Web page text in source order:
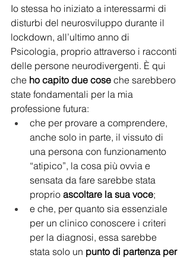
Io stessa ho iniziato a interessarmi di
disturbi del neurosviluppo durante il
lockdown, all’ultimo anno di
Psicologia, proprio attraverso i racconti
delle persone neurodivergenti. È qui
che ho capito due cose che sarebbero
state fondamentali per la mia
professione futura:
che per provare a comprendere,
anche solo in parte, il vissuto di
una persona con funzionamento
“atipico”, la cosa più ovvia e
sensata da fare sarebbe stata
proprio ascoltare la sua voce;
e che, per quanto sia essenziale
per un clinico conoscere i criteri
per la diagnosi, essa sarebbe
stata solo un punto di partenza per